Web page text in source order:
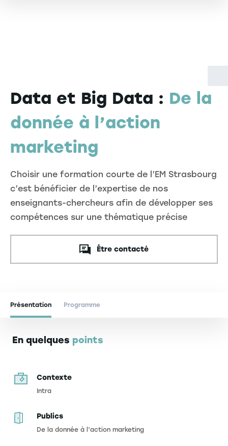
Data et Big Data : De la
donnée à l’action
marketing
Choisir une formation courte de l’EM Strasbourg
c’est bénéficier de l’expertise de nos
enseignants-chercheurs afin de développer ses
compétences sur une thématique précise
Être contacté
Présentation Programme
En quelques points
Contexte
Intra
Publics
De la donnée à l’action marketing